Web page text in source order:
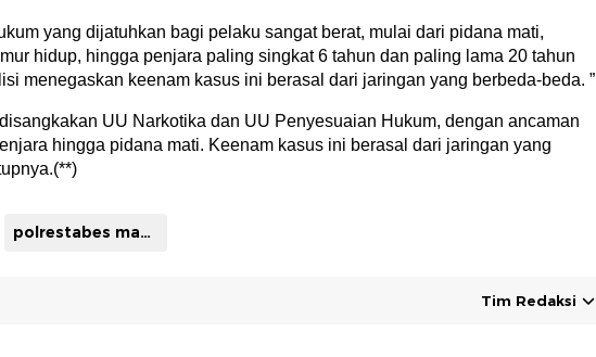
yang dijatuhkan bagi pelaku sangat berat, mulai dari pidana mati,
hidup, hingga penjara paling singkat 6 tahun dan paling lama 20 tahun
menegaskan keenam kasus ini berasal dari jaringan yang berbeda-beda. ”
UU Narkotika dan UU Penyesuaian Hukum, dengan ancaman
hingga pidana mati. Keenam kasus ini berasal dari jaringan yang
polrestabes makasssar
Tim Redaksi